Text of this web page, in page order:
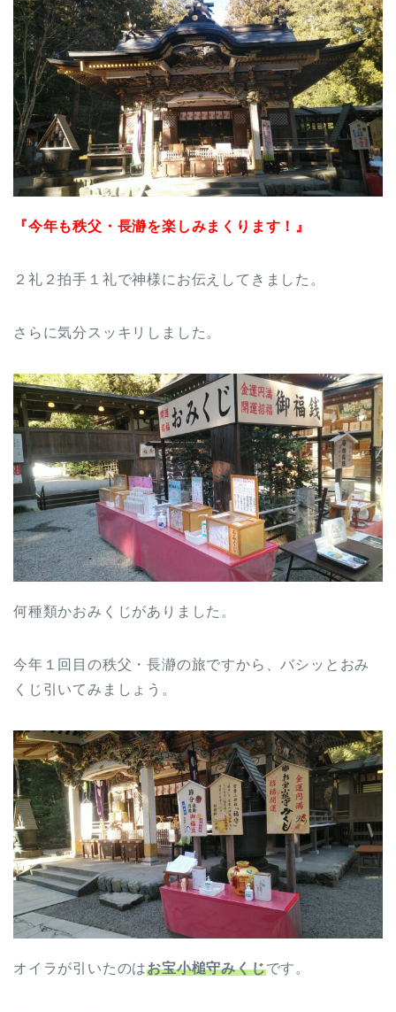
『今年も秩父・長瀞を楽しみまくります！』
２礼２拍手１礼で神様にお伝えしてきました。
さらに気分スッキリしました。
何種類かおみくじがありました。
今年１回目の秩父・長瀞の旅ですから、バシッとおみ
くじ引いてみましょう。
オイラが引いたのはお宝小槌守みくじです。